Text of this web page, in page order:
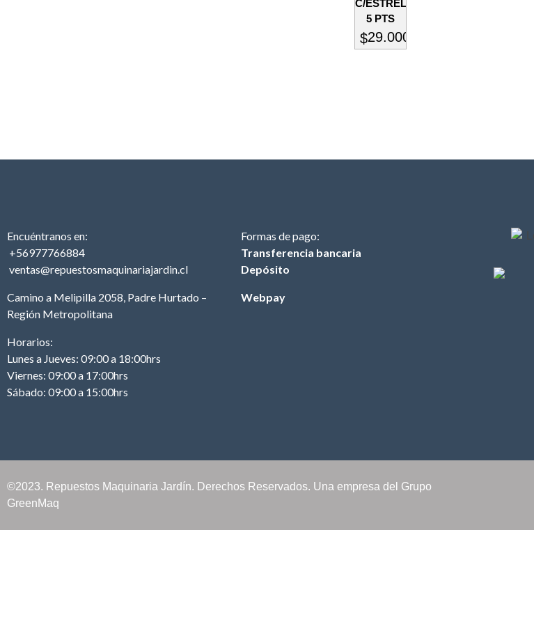
C/ESTRELLA
5 PTS
$29.000
Encuéntranos en:
+56977766884
ventas@repuestosmaquinariajardin.cl
Camino a Melipilla 2058, Padre Hurtado –
Región Metropolitana
Horarios:
Lunes a Jueves: 09:00 a 18:00hrs
Viernes: 09:00 a 17:00hrs
Sábado: 09:00 a 15:00hrs
Formas de pago:
Transferencia bancaria
Depósito
Webpay
©2023. Repuestos Maquinaria Jardín. Derechos Reservados. Una empresa del Grupo
GreenMaq